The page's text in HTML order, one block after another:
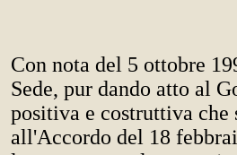
Con nota del 5 ottobre
Sede, pur dando atto al
positiva e costruttiva
all'Accordo del 18